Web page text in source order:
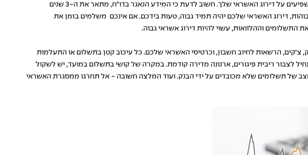
ומומלץ להתייעץ עם מומחים בנושא. כלל ברזל שחשוב לתת דגש עליו הוא כי גובה ההכנסה והנכסים שיש לכם אינם משפיעים על דירוג האשראי שלך. חשוב לדעת כי המידע הנאגר בדו"ח, מתאר את ה-3 שנים
דירוג האשראי שלכם יהיה תמיד גבוה, טעות בידכם. אם אינכם משלמים בזמן את
התשלומים וההלוואות, עשוי להיות דירוג אשראי גבוה.
צ'קים, הרשאות לחיוב חשבון, וכרטיסי האשראי שלכם. כל עיכוב קטן בתשלום או התעלמות
לצבור ריבית פיגורים, ארנונה מדירה קודמת. במקרה של קושי בתשלום במועד, יש לשקול
של תשלומים שלא מכובדים על ידי הבנק. ועוד המלצה חשובה - אל תחרגו ממסגרת האשראי